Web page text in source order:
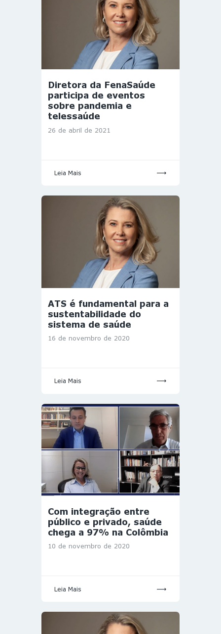
Diretora da FenaSaúde
participa de eventos
sobre pandemia e
telessaúde
26 de abril de 2021
Leia Mais
ATS é fundamental para a
sustentabilidade do
sistema de saúde
16 de novembro de 2020
Leia Mais
Com integração entre
público e privado, saúde
chega a 97% na Colômbia
10 de novembro de 2020
Leia Mais